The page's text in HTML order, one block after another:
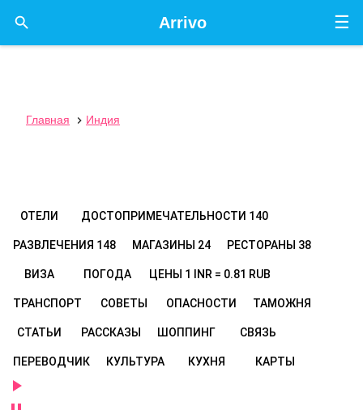
☰
Arrivo

Главная  Индия
ОТЕЛИ ДОСТОПРИМЕЧАТЕЛЬНОСТИ 140
РАЗВЛЕЧЕНИЯ 148 МАГАЗИНЫ 24 РЕСТОРАНЫ 38
ВИЗА ПОГОДА ЦЕНЫ 1 INR = 0.81 RUB
ТРАНСПОРТ СОВЕТЫ ОПАСНОСТИ ТАМОЖНЯ
СТАТЬИ РАССКАЗЫ ШОППИНГ СВЯЗЬ
ПЕРЕВОДЧИК КУЛЬТУРА КУХНЯ КАРТЫ
